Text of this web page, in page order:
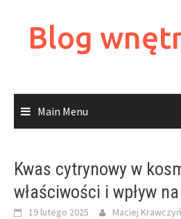
contentBlog
Main Menu
Kwas cytrynowy w
właściwości i wpływ
19 lutego 2025 Maciej